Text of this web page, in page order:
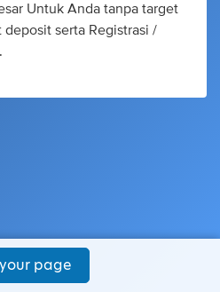
Untuk Anda tanpa target
serta Registrasi /
page